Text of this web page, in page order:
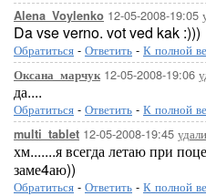
Alena_Voylenko 12-05-2008-19:05
Da vse verno. vot ved kak :)))
Обратиться - Ответить - К полной
Оксана_марчук12-05-2008-19:06
да....
Обратиться - Ответить - К полной
multi_tablet 12-05-2008-19:45
хм.......я всегда летаю при
заме4аю))
Обратиться - Ответить - К полной